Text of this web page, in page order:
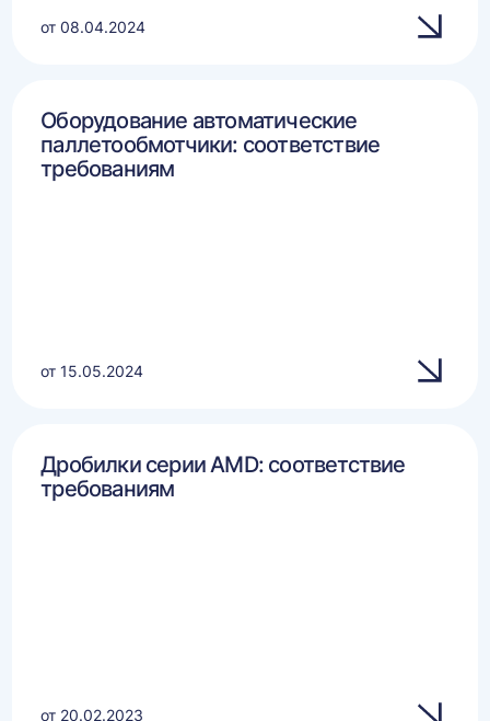
от 08.04.2024
Оборудование автоматические
паллетообмотчики: соответствие
требованиям
от 15.05.2024
Дробилки серии AMD: соответствие
требованиям
от 20.02.2023